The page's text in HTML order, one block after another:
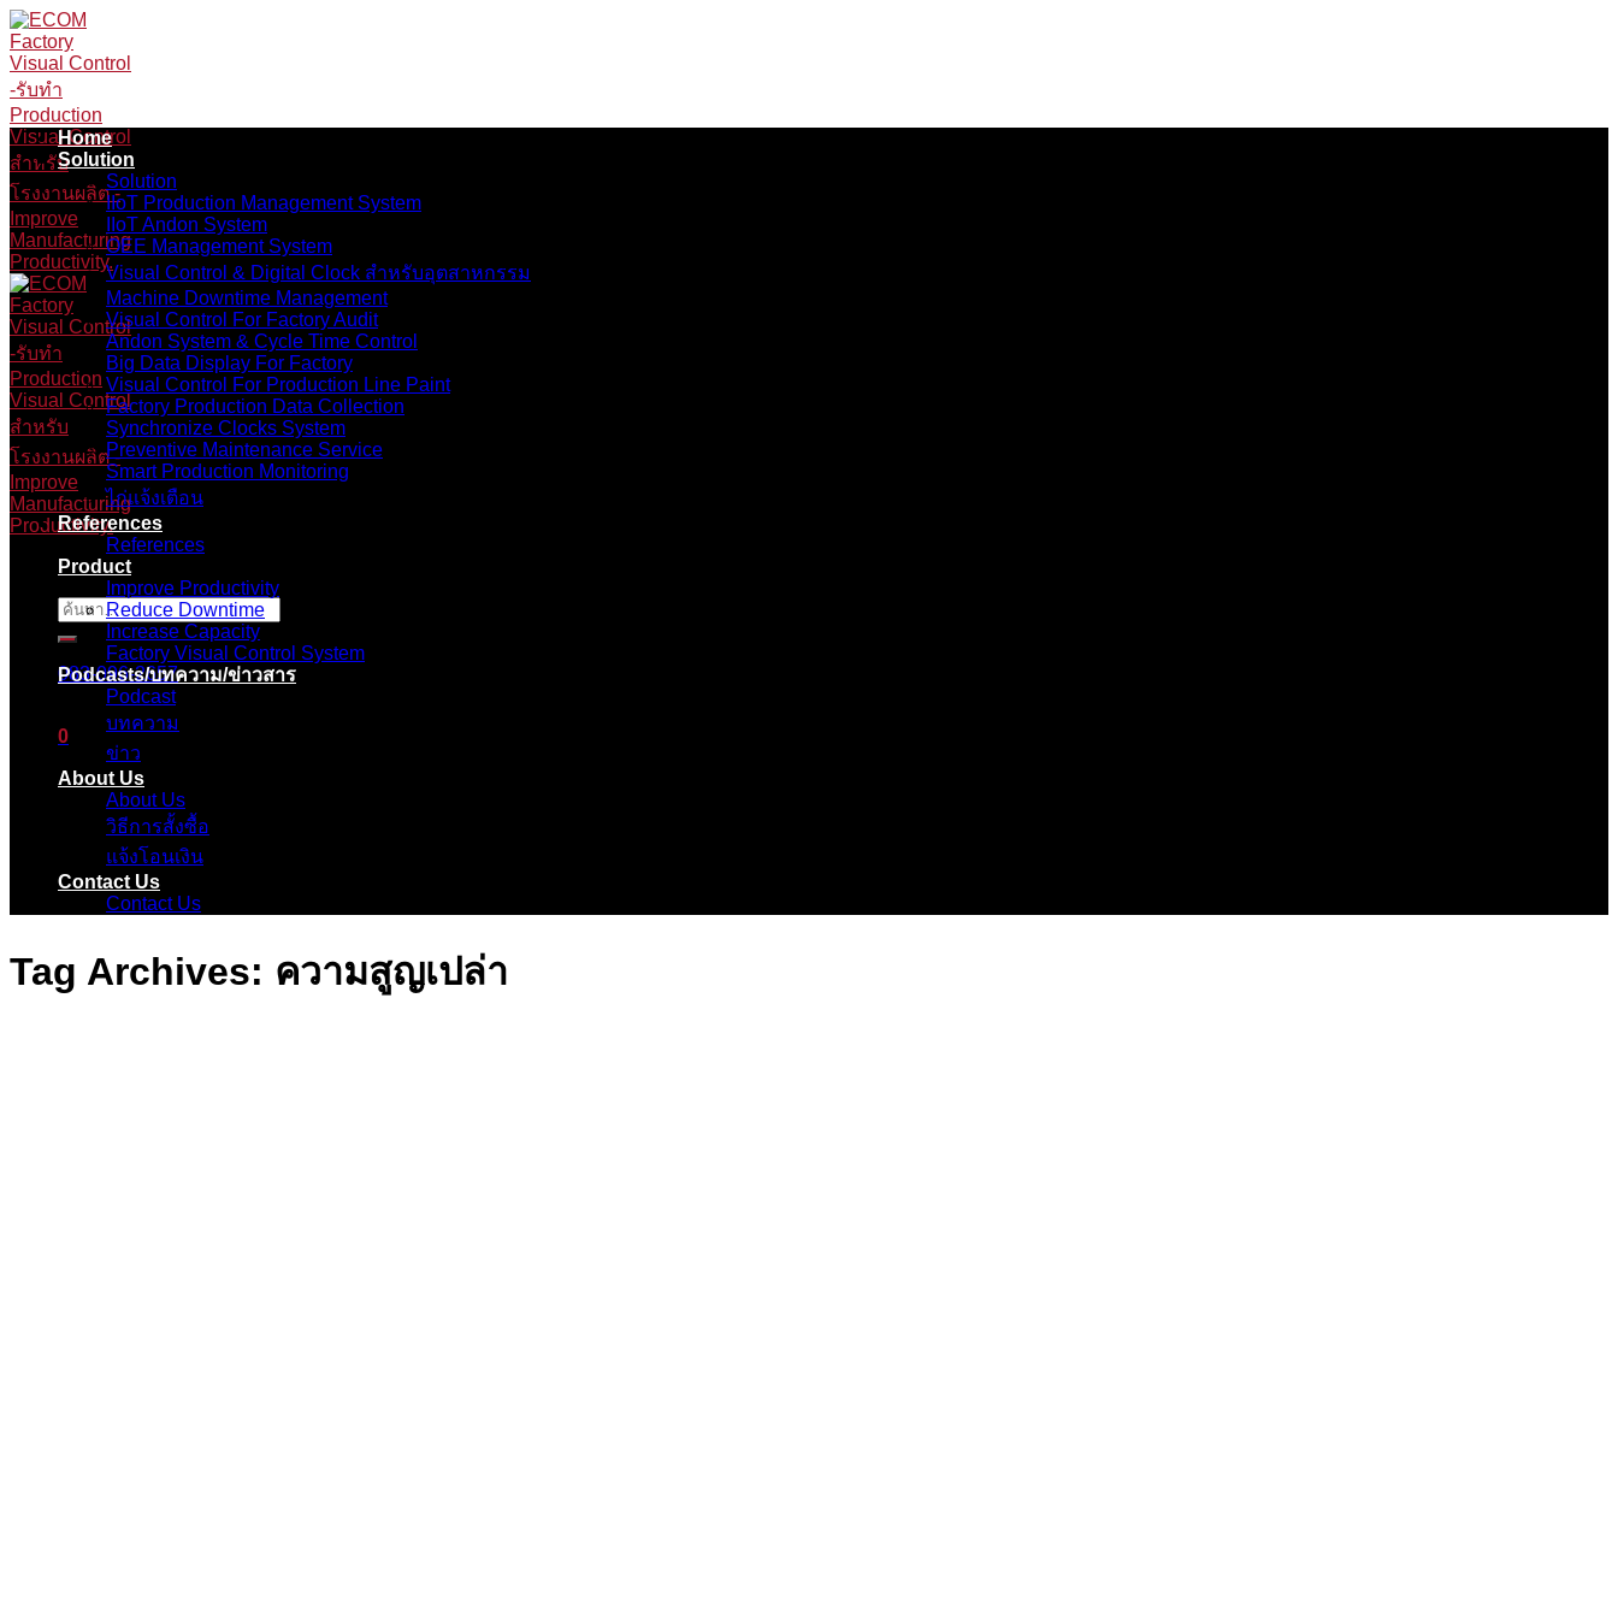
Skip
to
content
ค้นหา:
083-096-2657
0
ตะกร้าสินค้า
ไม่มีสินค้าในตะกร้า
Home
Solution
Solution
IIoT Production Management System
IIoT Andon System
OEE Management System
Visual Control & Digital Clock สำหรับอุตสาหกรรม
Machine Downtime Management
Visual Control For Factory Audit
Andon System & Cycle Time Control
Big Data Display For Factory
Visual Control For Production Line Paint
Factory Production Data Collection
Synchronize Clocks System
Preventive Maintenance Service
Smart Production Monitoring
ไก่แจ้งเตือน
References
References
Product
Improve Productivity
Reduce Downtime
Increase Capacity
Factory Visual Control System
Podcasts/บทความ/ข่าวสาร
Podcast
บทความ
ข่าว
About Us
About Us
วิธีการสั้งซื้อ
แจ้งโอนเงิน
Contact Us
Contact Us
Tag Archives: ความสูญเปล่า